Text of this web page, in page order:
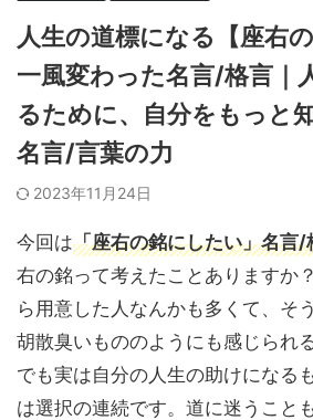
人生の道標になる【座右
一風変わった名言/格言｜
るために、自分をもっと
名言/言葉の力
2023年11月24日
今回は「座右の銘にしたい」名言/
右の銘って考えたことありますか
ら用意した人なんかも多くて、そ
胡散臭いもののようにも感じられ
でも実は自分の人生の助けになる
は選択の連続です。道に迷うこと